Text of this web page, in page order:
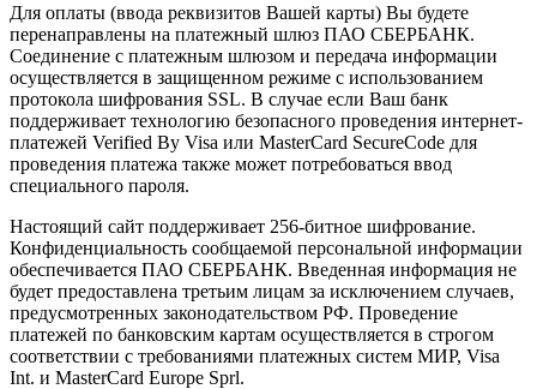
Для оплаты (ввода реквизитов Вашей карты) Вы будете
перенаправлены на платежный шлюз ПАО СБЕРБАНК.
Соединение с платежным шлюзом и передача информации
осуществляется в защищенном режиме с использованием
протокола шифрования SSL. В случае если Ваш банк
поддерживает технологию безопасного проведения интернет-
платежей Verified By Visa или MasterCard SecureCode для
проведения платежа также может потребоваться ввод
специального пароля.
Настоящий сайт поддерживает 256-битное шифрование.
Конфиденциальность сообщаемой персональной информации
обеспечивается ПАО СБЕРБАНК. Введенная информация не
будет предоставлена третьим лицам за исключением случаев,
предусмотренных законодательством РФ. Проведение
платежей по банковским картам осуществляется в строгом
соответствии с требованиями платежных систем МИР, Visa
Int. и MasterCard Europe Sprl.